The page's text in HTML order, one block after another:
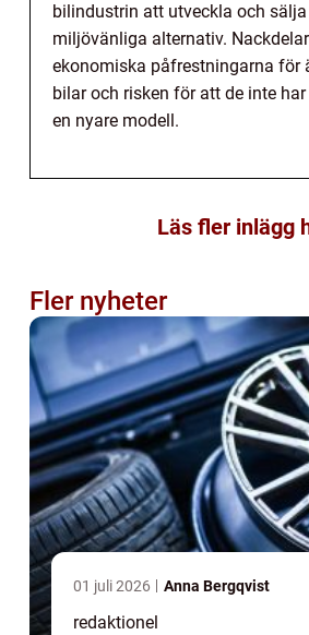
bilindustrin att utveckla och
miljövänliga alternativ.
ekonomiska påfrestningarna för
bilar och risken för att de inte har
en nyare modell.
Läs fler inlägg
Fler nyheter
01 juli 2026 Anna Bergqvist
redaktionel